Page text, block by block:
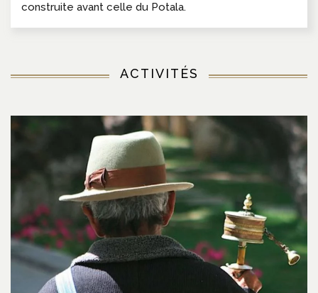
construite avant celle du Potala.
ACTIVITÉS